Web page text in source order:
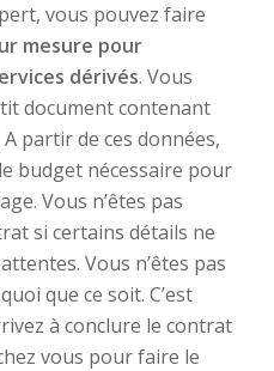
vous pouvez faire
mesure pour
dérivés. Vous
document contenant
partir de ces données,
budget nécessaire pour
Vous n’êtes pas
si certains détails ne
Vous n’êtes pas
que ce soit. C’est
à conclure le contrat
vous pour faire le